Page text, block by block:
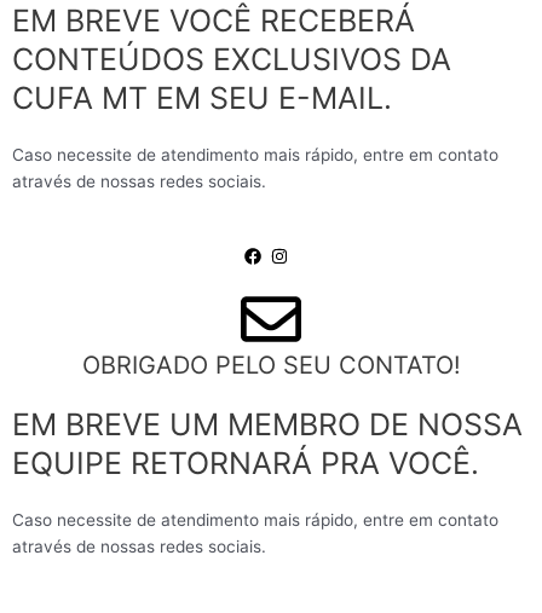
EM BREVE VOCÊ RECEBERÁ
CONTEÚDOS EXCLUSIVOS DA
CUFA MT EM SEU E-MAIL.
Caso necessite de atendimento mais rápido, entre em contato
através de nossas redes sociais.
OBRIGADO PELO SEU CONTATO!
EM BREVE UM MEMBRO DE NOSSA
EQUIPE RETORNARÁ PRA VOCÊ.
Caso necessite de atendimento mais rápido, entre em contato
através de nossas redes sociais.